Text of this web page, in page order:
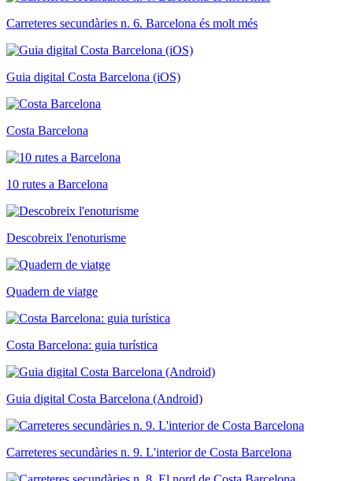
Carreteres secundàries n. 6. Barcelona és molt més
Guia digital Costa Barcelona (iOS)
Costa Barcelona
10 rutes a Barcelona
Descobreix l'enoturisme
Quadern de viatge
Costa Barcelona: guia turística
Guia digital Costa Barcelona (Android)
Carreteres secundàries n. 9. L'interior de Costa Barcelona